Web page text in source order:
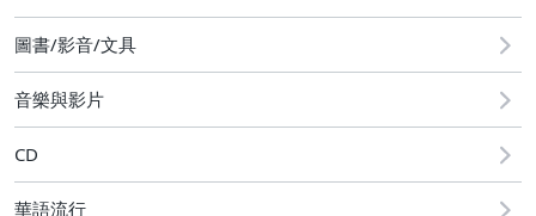
[全店] 週年慶
圖書/影音/文具
音樂與影片
CD
華語流行